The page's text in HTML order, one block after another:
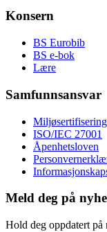
Konsern
BS Eurobib
BS e-bok
Lære
Samfunnsansvar
ISO/IEC 27001
Åpenhetsloven
Meld deg på
Hold deg oppdatert